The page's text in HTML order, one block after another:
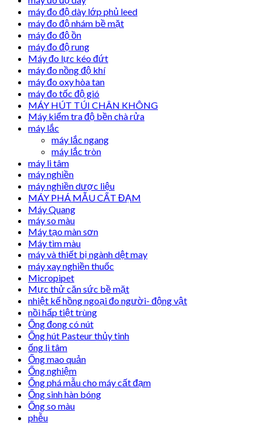
máy đo độ dày lớp phủ leed
máy đo độ nhám bề mặt
máy đo độ ồn
máy đo độ rung
Máy đo lực kéo đứt
máy đo nồng độ khí
máy đo oxy hòa tan
máy đo tốc độ gió
MÁY HÚT TÚI CHÂN KHÔNG
Máy kiểm tra độ bền chà rửa
máy lắc
máy lắc ngang
máy lắc tròn
máy li tâm
máy nghiền
máy nghiền dược liệu
MÁY PHÁ MẪU CẤT ĐẠM
Máy Quang
máy so màu
Máy tạo màn sơn
Máy tìm màu
máy và thiết bị ngành dệt may
máy xay nghiền thuốc
Micropipet
Mực thử căn sức bề mặt
nhiệt kế hồng ngoại đo người- động vật
nồi hấp tiệt trùng
Ống đong có nút
Ống hút Pasteur thủy tinh
ống li tâm
Ống mao quản
Ống nghiệm
Ống phá mẫu cho máy cất đạm
Ống sinh hàn bóng
Ống so màu
phễu